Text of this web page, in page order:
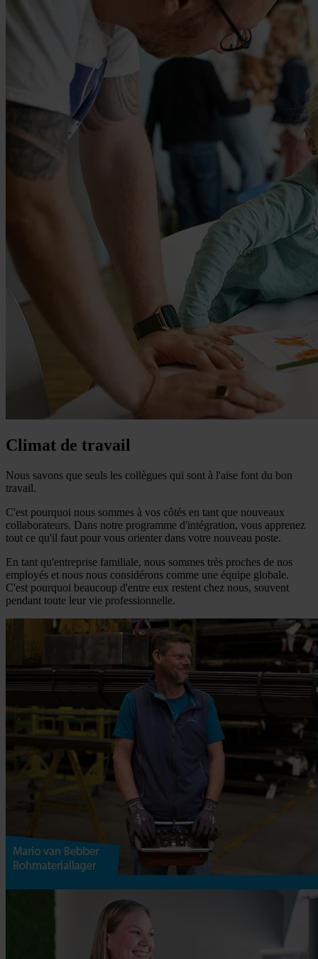
Climat de travail
Nous savons que seuls les collègues qui sont à l'aise font du bon
travail.
C'est pourquoi nous sommes à vos côtés en tant que nouveaux
collaborateurs. Dans notre programme d'intégration, vous apprenez
tout ce qu'il faut pour vous orienter dans votre nouveau poste.
En tant qu'entreprise familiale, nous sommes très proches de nos
employés et nous nous considérons comme une équipe globale.
C'est pourquoi beaucoup d'entre eux restent chez nous, souvent
pendant toute leur vie professionnelle.